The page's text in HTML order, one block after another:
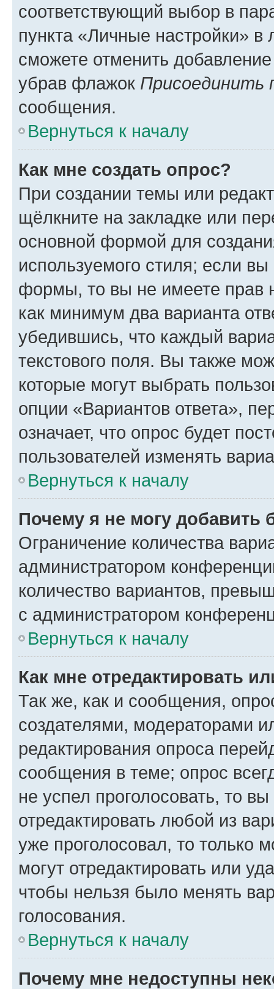
соответствующий выбор в
пункта «Личные настройки»
сможете отменить
убрав флажок Присоединить
сообщения.
Вернуться к началу
Как мне создать опрос?
При создании темы или
щёлкните на закладке или
основной формой для
используемого стиля; если
формы, то вы не имеете прав
как минимум два варианта
убедившись, что каждый
текстового поля. Вы также
которые могут выбрать
опции «Вариантов ответа»,
означает, что опрос будет
пользователей изменять
Вернуться к началу
Почему я не могу добавить
Ограничение количества
администратором
количество вариантов,
с администратором
Вернуться к началу
Как мне отредактировать
Так же, как и сообщения,
создателями, модераторами
редактирования опроса
сообщения в теме; опрос
не успел проголосовать, то
отредактировать любой из
уже проголосовал, то только
могут отредактировать или
чтобы нельзя было менять
голосования.
Вернуться к началу
Почему мне недоступны